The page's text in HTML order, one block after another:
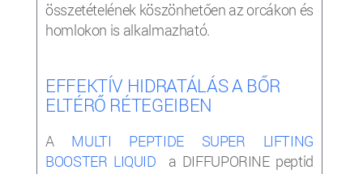
összetételének köszönhetően az orcákon és
homlokon is alkalmazható.
EFFEKTÍV HIDRATÁLÁS A BŐR
ELTÉRŐ RÉTEGEIBEN
A MULTI PEPTIDE SUPER LIFTING
BOOSTER LIQUID a DIFFUPORINE peptid